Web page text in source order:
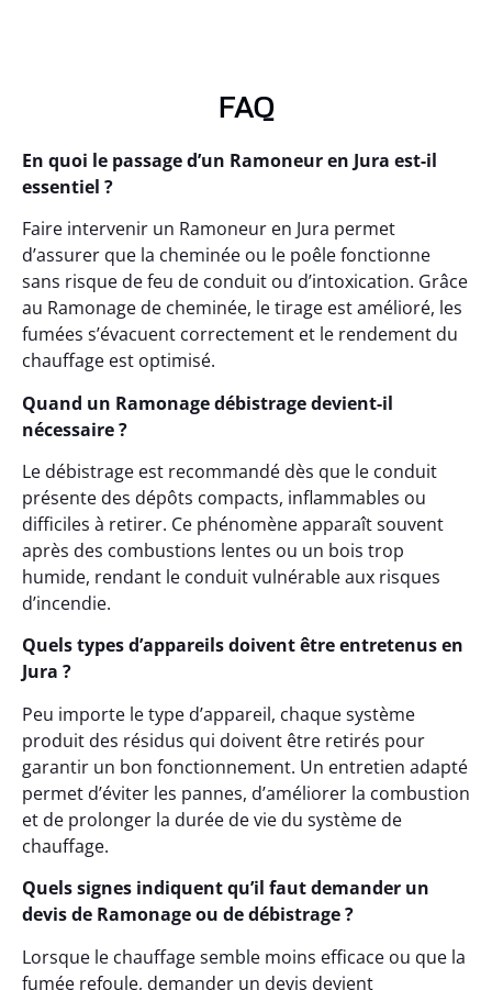
FAQ
En quoi le passage d’un Ramoneur en Jura est-il
essentiel ?
Faire intervenir un Ramoneur en Jura permet
d’assurer que la cheminée ou le poêle fonctionne
sans risque de feu de conduit ou d’intoxication. Grâce
au Ramonage de cheminée, le tirage est amélioré, les
fumées s’évacuent correctement et le rendement du
chauffage est optimisé.
Quand un Ramonage débistrage devient-il
nécessaire ?
Le débistrage est recommandé dès que le conduit
présente des dépôts compacts, inflammables ou
difficiles à retirer. Ce phénomène apparaît souvent
après des combustions lentes ou un bois trop
humide, rendant le conduit vulnérable aux risques
d’incendie.
Quels types d’appareils doivent être entretenus en
Jura ?
Peu importe le type d’appareil, chaque système
produit des résidus qui doivent être retirés pour
garantir un bon fonctionnement. Un entretien adapté
permet d’éviter les pannes, d’améliorer la combustion
et de prolonger la durée de vie du système de
chauffage.
Quels signes indiquent qu’il faut demander un
devis de Ramonage ou de débistrage ?
Lorsque le chauffage semble moins efficace ou que la
fumée refoule, demander un devis devient